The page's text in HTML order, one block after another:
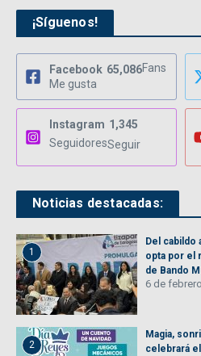
¡Síguenos!
Facebook 65,086Fans
Me gusta
Instagram 1,345
SeguidoresSeguir
Noticias destacadas:
1
Del cabildo
opta por el
de Bando
6 de
2
Magia,
celebrará